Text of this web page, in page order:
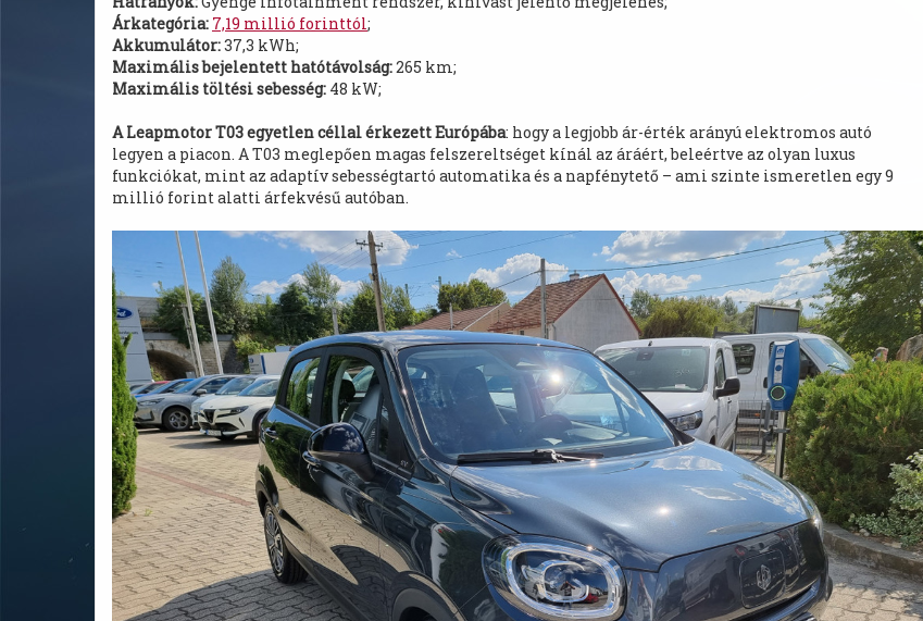
Árkategória: 7,19 millió forinttól;
Akkumulátor:37,3 kWh;
Maximális bejelentett hatótávolság:265 km;
Maximális töltési sebesség: 48 kW;
A Leapmotor T03 egyetlen céllal érkezett Európába: hogy a legjobb ár-érték arányú elektromos autó
legyen a piacon. A T03 meglepően magas felszereltséget kínál az áráért, beleértve az olyan luxus
funkciókat, mint az adaptív sebességtartó automatika és a napfénytető – ami szinte ismeretlen egy 9
millió forint alatti árfekvésű autóban.